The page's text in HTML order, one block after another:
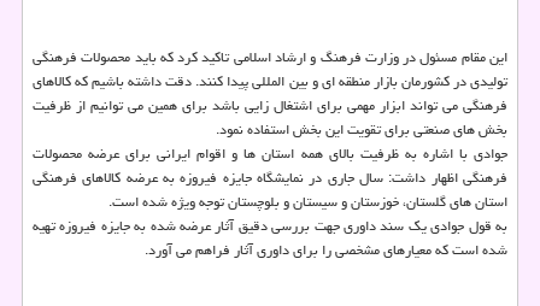
این مقام مسئول در وزارت فرهنگ و ارشاد اسلامی تاكید كرد كه باید محصولات فرهنگی
تولیدی در كشورمان بازار منطقه ای و بین المللی پیدا كنند. دقت داشته باشیم كه كالاهای
فرهنگی می تواند ابزار مهمی برای اشتغال زایی باشد برای همین می توانیم از ظرفیت
بخش های صنعتی برای تقویت این بخش استفاده نمود.
جوادی با اشاره به ظرفیت بالای همه استان ها و اقوام ایرانی برای عرضه محصولات
فرهنگی اظهار داشت: سال جاری در نمایشگاه جایزه فیروزه به عرضه كالاهای فرهنگی
استان های گلستان، خوزستان و سیستان و بلوچستان توجه ویژه شده است.
به قول جوادی یك سند داوری جهت بررسی دقیق آثار عرضه شده به جایزه فیروزه تهیه
شده است كه معیارهای مشخصی را برای داوری آثار فراهم می آورد.